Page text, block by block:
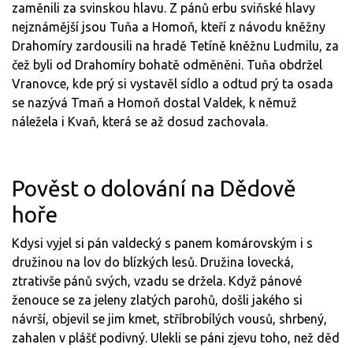
zaměnili za svinskou hlavu. Z pánů erbu sviňské hlavy
nejznámější jsou Tuňa a Homoň, kteří z návodu kněžny
Drahomíry zardousili na hradě Tetíně kněžnu Ludmilu, za
čež byli od Drahomíry bohatě odměněni. Tuňa obdržel
Vranovce, kde prý si vystavěl sídlo a odtud prý ta osada
se nazývá Tmaň a Homoň dostal Valdek, k němuž
náležela i Kvaň, která se až dosud zachovala.
Pověst o dolování na Dědově
hoře
Kdysi vyjel si pán valdecký s panem komárovským i s
družinou na lov do blízkých lesů. Družina lovecká,
ztrativše pánů svých, vzadu se držela. Když pánové
ženouce se za jeleny zlatých parohů, došli jakého si
návrší, objevil se jim kmet, stříbrobílých vousů, shrbený,
zahalen v plášť podivný. Ulekli se páni zjevu toho, než děd